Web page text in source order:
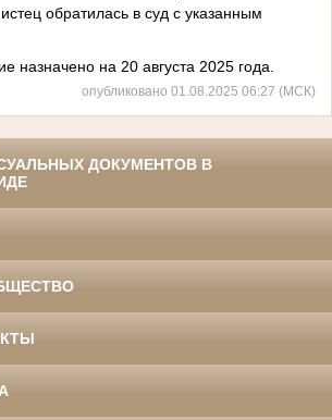
обратилась в суд с указанным
назначено на 20 августа 2025 года.
опубликовано 01.08.2025 06:27 (МСК)
ДОКУМЕНТОВ В